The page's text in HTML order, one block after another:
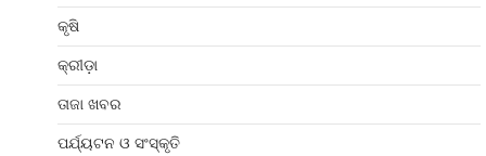
କୃଷି
କ୍ରୀଡ଼ା
ତାଜା ଖବର
ପର୍ଯ୍ୟଟନ ଓ ସଂସ୍କୃତି